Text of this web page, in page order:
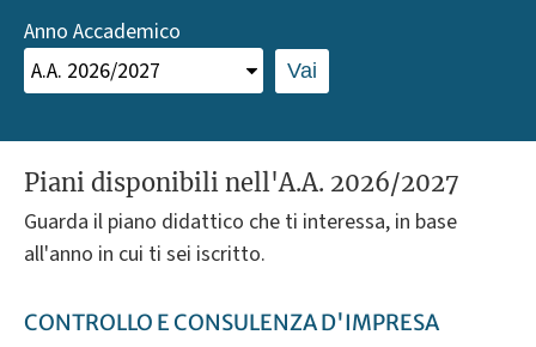
Anno Accademico
Vai
Piani disponibili nell'A.A. 2026/2027
Guarda il piano didattico che ti interessa, in base
all'anno in cui ti sei iscritto.
CONTROLLO E CONSULENZA D'IMPRESA